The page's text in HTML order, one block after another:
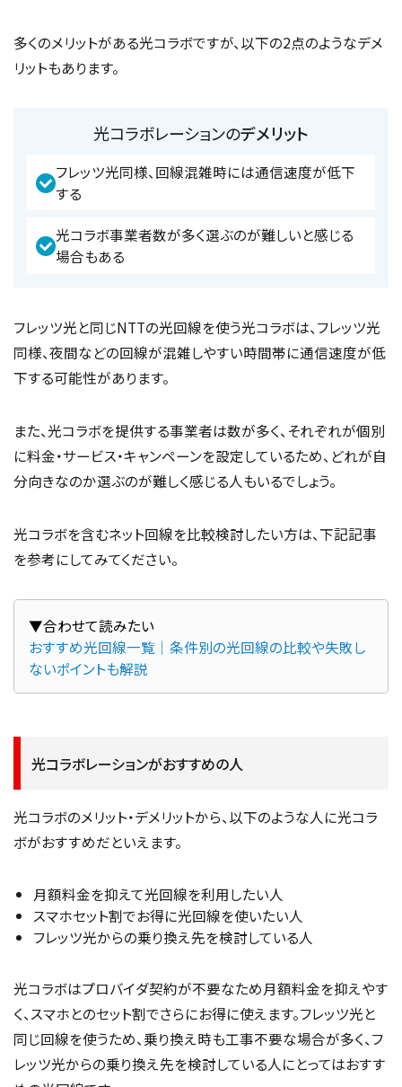
多くのメリットがある光コラボですが、以下の2点のようなデメ
リットもあります。
光コラボレーションのデメリット
フレッツ光同様、回線混雑時には通信速度が低下
する
光コラボ事業者数が多く選ぶのが難しいと感じる
場合もある
フレッツ光と同じNTTの光回線を使う光コラボは、フレッツ光
同様、夜間などの回線が混雑しやすい時間帯に通信速度が低
下する可能性があります。
また、光コラボを提供する事業者は数が多く、それぞれが個別
に料金・サービス・キャンペーンを設定しているため、どれが自
分向きなのか選ぶのが難しく感じる人もいるでしょう。
光コラボを含むネット回線を比較検討したい方は、下記記事
を参考にしてみてください。
おすすめ光回線一覧｜条件別の光回線の比較や失敗し
ないポイントも解説
光コラボレーションがおすすめの人
光コラボのメリット・デメリットから、以下のような人に光コラ
ボがおすすめだといえます。
月額料金を抑えて光回線を利用したい人
スマホセット割でお得に光回線を使いたい人
フレッツ光からの乗り換え先を検討している人
光コラボはプロバイダ契約が不要なため月額料金を抑えやす
く、スマホとのセット割でさらにお得に使えます。フレッツ光と
同じ回線を使うため、乗り換え時も工事不要な場合が多く、フ
レッツ光からの乗り換え先を検討している人にとってはおすす